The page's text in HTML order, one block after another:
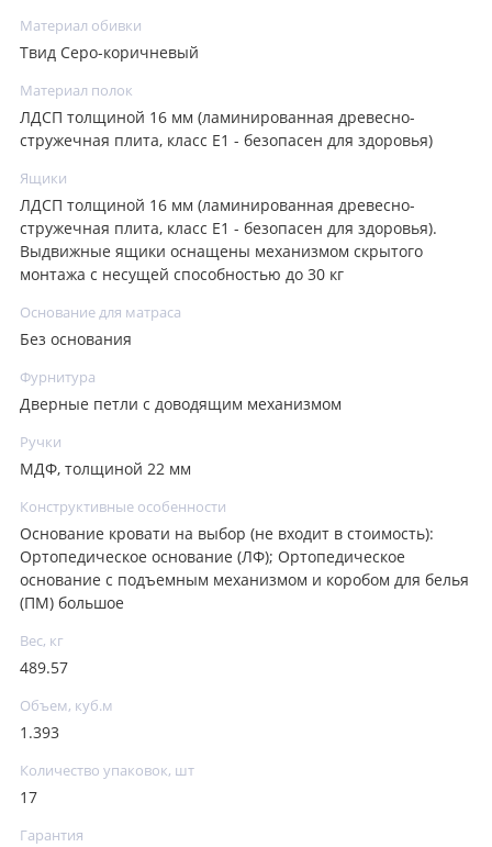
Материал обивки
Твид Серо-коричневый
Материал полок
ЛДСП толщиной 16 мм (ламинированная древесно-
стружечная плита, класс E1 - безопасен для здоровья)
Ящики
ЛДСП толщиной 16 мм (ламинированная древесно-
стружечная плита, класс E1 - безопасен для здоровья).
Выдвижные ящики оснащены механизмом скрытого
монтажа с несущей способностью до 30 кг
Основание для матраса
Без основания
Фурнитура
Дверные петли с доводящим механизмом
Ручки
МДФ, толщиной 22 мм
Конструктивные особенности
Основание кровати на выбор (не входит в стоимость):
Ортопедическое основание (ЛФ); Ортопедическое
основание с подъемным механизмом и коробом для белья
(ПМ) большое
Вес, кг
489.57
Объем, куб.м
1.393
Количество упаковок, шт
17
Гарантия